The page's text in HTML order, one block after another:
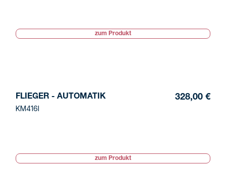
zum Produkt
FLIEGER - AUTOMATIK
KM416I
328,00 €
zum Produkt